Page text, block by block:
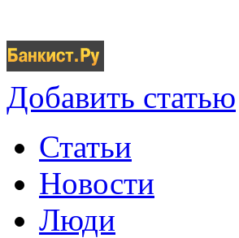
Добавить статью
Статьи
Новости
Люди